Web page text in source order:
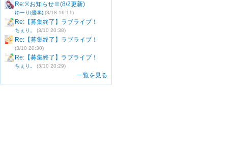
Re:※お知らせ※(8/2更新)
ゆーり(優李) (8/18 16:11)
Re:【募集終了】ラブライブ！
ちぇり。 (3/10 20:38)
Re:【募集終了】ラブライブ！
(3/10 20:30)
Re:【募集終了】ラブライブ！
ちぇり。 (3/10 20:29)
一覧を見る